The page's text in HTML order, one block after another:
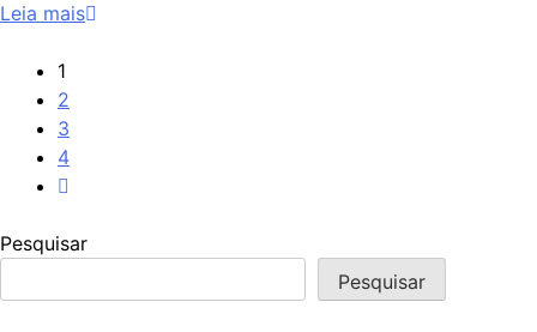
Leia mais
1
2
3
4
Pesquisar
Pesquisar